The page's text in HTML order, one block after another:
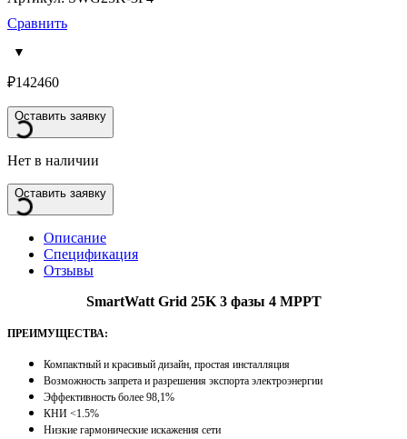
Сравнить
₽142460
Оставить заявку
Нет в наличии
Оставить заявку
Описание
Спецификация
Отзывы
SmartWatt Grid 25K 3 фазы 4 MPPT
ПРЕИМУЩЕСТВА:
Компактный и красивый дизайн, простая инсталляция
Возможность запрета и разрешения экспорта электроэнергии
Эффективность более 98,1%
КНИ <1.5%
Низкие гармонические искажения сети